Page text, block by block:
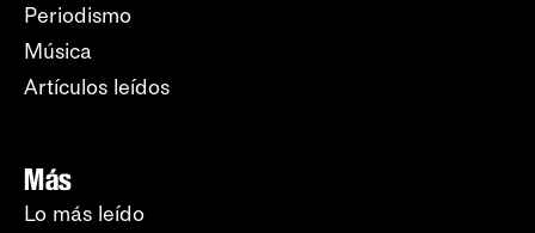
Periodismo
Música
Artículos leídos
Más
Lo más leído